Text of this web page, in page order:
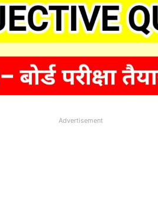
Advertisement